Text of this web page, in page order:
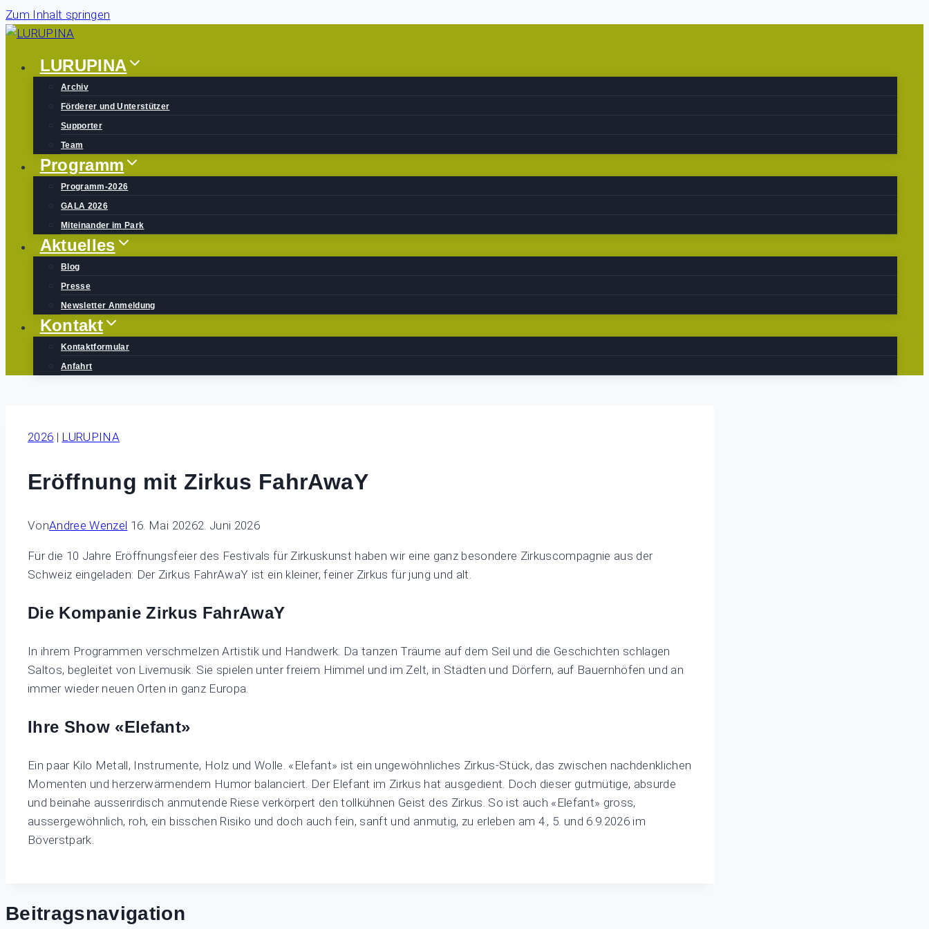
Zum Inhalt springen
LURUPINA
Archiv
Förderer und Unterstützer
Supporter
Team
Programm
Programm-2026
GALA 2026
Miteinander im Park
Aktuelles
Blog
Presse
Newsletter Anmeldung
Kontakt
Kontaktformular
Anfahrt
2026 | LURUPINA
Eröffnung mit Zirkus FahrAwaY
VonAndree Wenzel 16. Mai 20262. Juni 2026
Für die 10 Jahre Eröffnungsfeier des Festivals für Zirkuskunst haben wir eine ganz besondere Zirkuscompagnie aus der
Schweiz eingeladen: Der Zirkus FahrAwaY ist ein kleiner, feiner Zirkus für jung und alt.
Die Kompanie Zirkus FahrAwaY
In ihrem Programmen verschmelzen Artistik und Handwerk: Da tanzen Träume auf dem Seil und die Geschichten schlagen
Saltos, begleitet von Livemusik. Sie spielen unter freiem Himmel und im Zelt, in Städten und Dörfern, auf Bauernhöfen und an
immer wieder neuen Orten in ganz Europa.
Ihre Show «Elefant»
Ein paar Kilo Metall, Instrumente, Holz und Wolle. «Elefant» ist ein ungewöhnliches Zirkus-Stück, das zwischen nachdenklichen
Momenten und herzerwärmendem Humor balanciert. Der Elefant im Zirkus hat ausgedient. Doch dieser gutmütige, absurde
und beinahe ausserirdisch anmutende Riese verkörpert den tollkühnen Geist des Zirkus. So ist auch «Elefant» gross,
aussergewöhnlich, roh, ein bisschen Risiko und doch auch fein, sanft und anmutig, zu erleben am 4., 5. und 6.9.2026 im
Böverstpark.
Beitragsnavigation